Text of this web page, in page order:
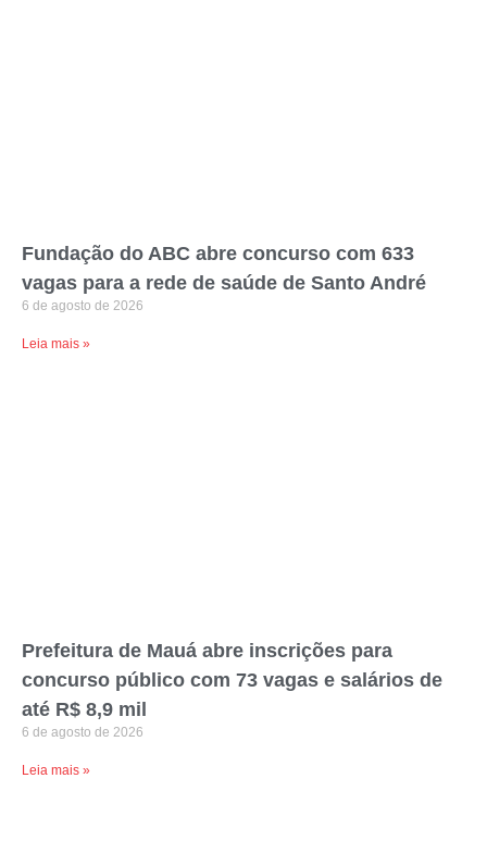
Fundação do ABC abre concurso com 633
vagas para a rede de saúde de Santo André
6 de agosto de 2026
Leia mais »
Prefeitura de Mauá abre inscrições para
concurso público com 73 vagas e salários de
até R$ 8,9 mil
6 de agosto de 2026
Leia mais »